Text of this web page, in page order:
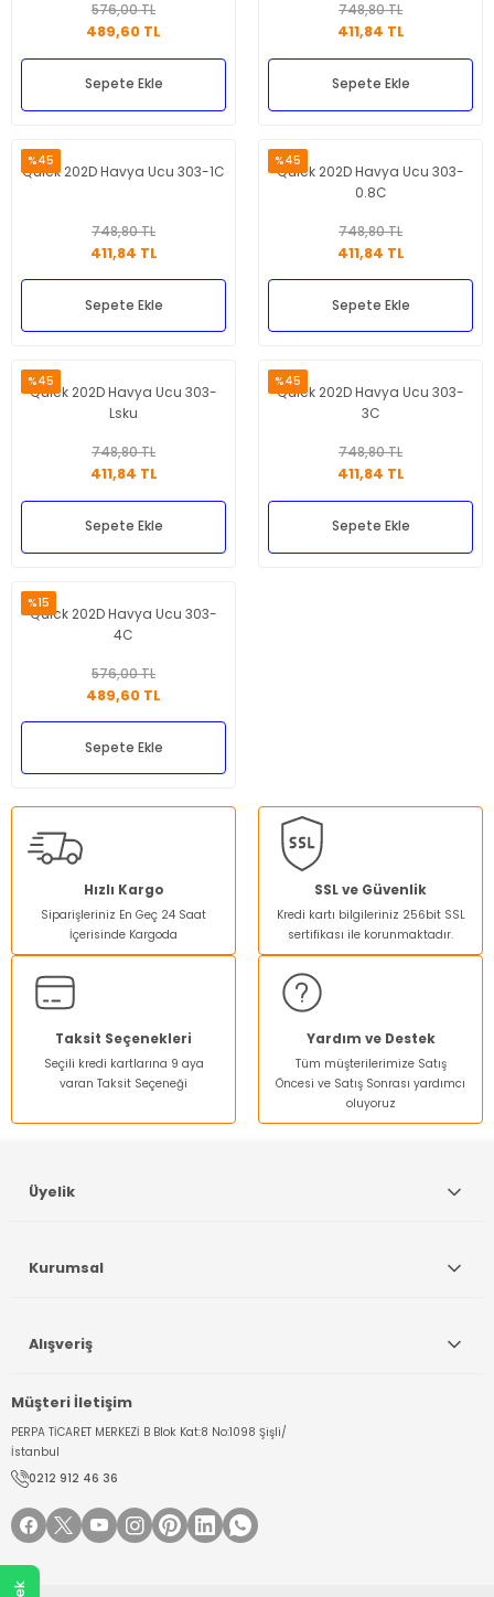
576,00 TL
489,60 TL
Sepete Ekle
748,80 TL
411,84 TL
Sepete Ekle
%45
Quick 202D Havya Ucu 303-1C
748,80 TL
411,84 TL
Sepete Ekle
%45
Quick 202D Havya Ucu 303-
0.8C
748,80 TL
411,84 TL
Sepete Ekle
%45
Quick 202D Havya Ucu 303-
Lsku
748,80 TL
411,84 TL
Sepete Ekle
%45
Quick 202D Havya Ucu 303-
3C
748,80 TL
411,84 TL
Sepete Ekle
%15
Quick 202D Havya Ucu 303-
4C
576,00 TL
489,60 TL
Sepete Ekle
Hızlı Kargo
Siparişleriniz En Geç 24 Saat
İçerisinde Kargoda
SSL ve Güvenlik
Kredi kartı bilgileriniz 256bit SSL
sertifikası ile korunmaktadır.
Taksit Seçenekleri
Seçili kredi kartlarına 9 aya
varan Taksit Seçeneği
Yardım ve Destek
Tüm müşterilerimize Satış
Öncesi ve Satış Sonrası yardımcı
oluyoruz
Müşteri İletişim
PERPA TİCARET MERKEZİ B Blok Kat:8 No:1098 Şişli/
İstanbul
0212 912 46 36
Üyelik
Kurumsal
Alışveriş